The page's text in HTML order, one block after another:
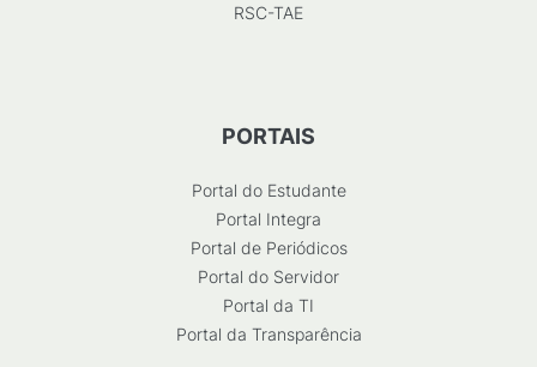
RSC-TAE
PORTAIS
Portal do Estudante
Portal Integra
Portal de Periódicos
Portal do Servidor
Portal da TI
Portal da Transparência